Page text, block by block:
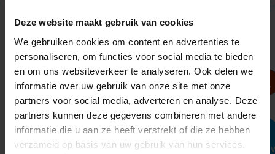
Deze website maakt gebruik van cookies
We gebruiken cookies om content en advertenties te
personaliseren, om functies voor social media te bieden
en om ons websiteverkeer te analyseren. Ook delen we
informatie over uw gebruik van onze site met onze
partners voor social media, adverteren en analyse. Deze
partners kunnen deze gegevens combineren met andere
informatie die u aan ze heeft verstrekt of die ze hebben
verzameld op basis van uw gebruik van hun services.
Beoordeeld met een3.9/5
Info Zara Thuiszorg
Tijdens het verhuren van onze woning in